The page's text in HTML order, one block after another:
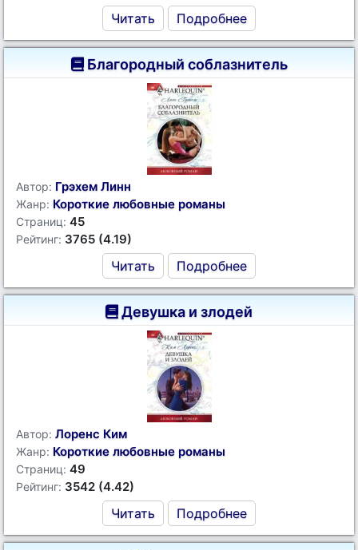
Читать Подробнее
Благородный соблазнитель
Автор: Грэхем Линн
Жанр: Короткие любовные романы
Страниц: 45
Рейтинг: 3765 (4.19)
Читать Подробнее
Девушка и злодей
Автор: Лоренс Ким
Жанр: Короткие любовные романы
Страниц: 49
Рейтинг: 3542 (4.42)
Читать Подробнее